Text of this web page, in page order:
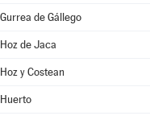
Gurrea de Gállego
Hoz de Jaca
Hoz y Costean
Huerto